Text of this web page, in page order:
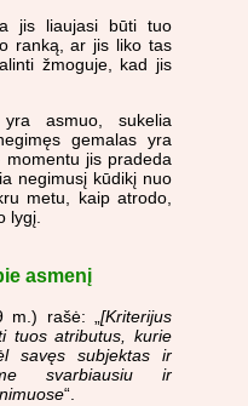
jis liaujasi būti tuo
ranką, ar jis liko tas
žmoguje, kad jis
asmuo, sukelia
gemalas yra
jis pradeda
negimusį kūdikį nuo
metu, kaip atrodo,
lygį.
asmenį
m.) rašė: „[Kriterijus
tuos atributus, kurie
savęs subjektas ir
svarbiausiu ir
“.